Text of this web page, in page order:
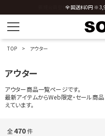
新規会員登録 ※今ならすぐに
TOP アウター
アウター
アウター商品一覧ページです。
最新アイテムからWeb限定・セール商
えています。
全470件